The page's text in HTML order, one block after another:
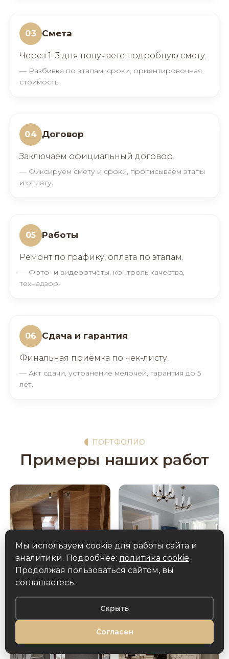
03 Смета
Через 1–3 дня получаете подробную смету.
— Разбивка по этапам, сроки, ориентировочная
стоимость.
04 Договор
Заключаем официальный договор.
— Фиксируем смету и сроки, прописываем этапы
и оплату.
05 Работы
Ремонт по графику, оплата по этапам.
— Фото- и видеоотчёты, контроль качества,
технадзор.
06 Сдача и гарантия
Финальная приёмка по чек-листу.
— Акт сдачи, устранение мелочей, гарантия до 5
лет.
ПОРТФОЛИО
Примеры наших работ
Мы используем cookie для работы сайта и
аналитики. Подробнее: политика cookie.
Продолжая пользоваться сайтом, вы
соглашаетесь.
Скрыть
Согласен